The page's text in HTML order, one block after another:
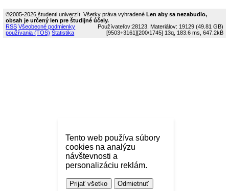
Tento web používa súbory
cookies na analýzu
návštevnosti a
personalizáciu reklám.
Prijať všetko Odmietnuť
©2005-2026 študenti univerzít. Všetky práva vyhradené Len aby sa nezabudlo,
obsah je určený len pre študijné účely.
Používateľov:28123, Materiálov: 19129 (49.81 GB)
RSS Všeobecné podmienky
používania (TOS) Štatistika [9503+3161][200/1745]13q, 183.6 ms, 647.2kB